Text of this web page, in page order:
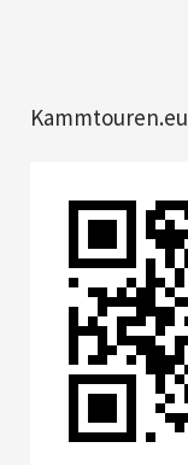
Kammtouren.eu